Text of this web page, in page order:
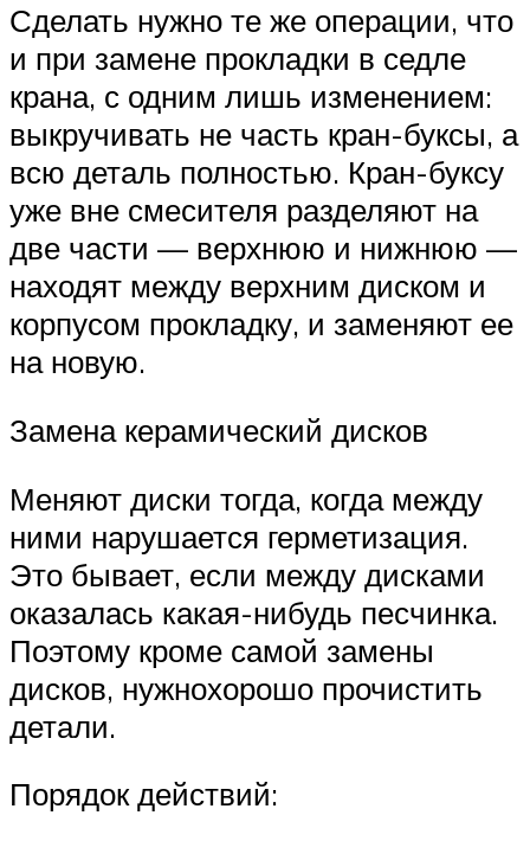
Сделать нужно те же операции, что
и при замене прокладки в седле
крана, с одним лишь изменением:
выкручивать не часть кран-буксы, а
всю деталь полностью. Кран-буксу
уже вне смесителя разделяют на
две части — верхнюю и нижнюю —
находят между верхним диском и
корпусом прокладку, и заменяют ее
на новую.
Замена керамический дисков
Меняют диски тогда, когда между
ними нарушается герметизация.
Это бывает, если между дисками
оказалась какая-нибудь песчинка.
Поэтому кроме самой замены
дисков, нужнохорошо прочистить
детали.
Порядок действий: